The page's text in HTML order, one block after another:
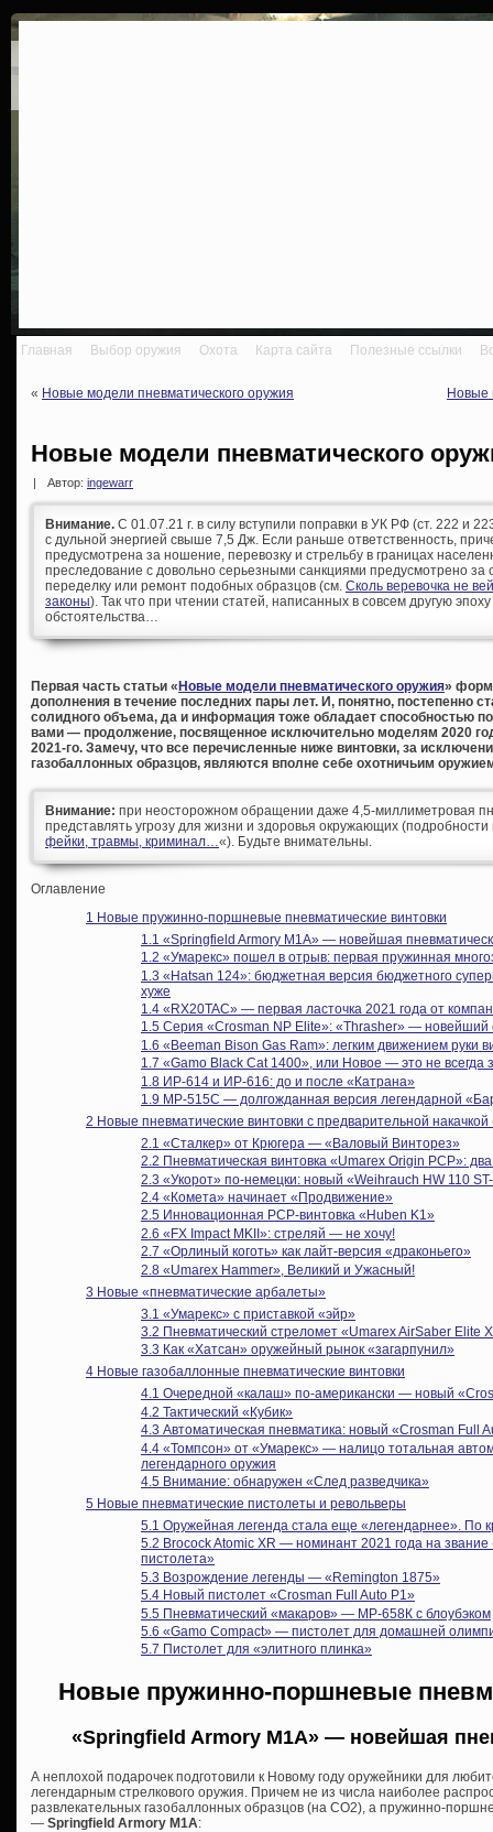
Главная Выбор оружия Охота Карта сайта Полезные ссылки
« Новые модели пневматического оружия Новые
Новые модели пневматического
| Автор: ingewarr
Внимание. С 01.07.21 г. в силу вступили поправки в УК РФ (ст. 222 и
с дульной энергией свыше 7,5 Дж. Если раньше ответственность,
предусмотрена за ношение, перевозку и стрельбу в границах
преследование с довольно серьезными санкциями предусмотрено за
переделку или ремонт подобных образцов (см. Сколь веревочка не
законы). Так что при чтении статей, написанных в совсем другую
обстоятельства…
Первая часть статьи «Новые модели пневматического оружия»
дополнения в течение последних пары лет. И, понятно, постепенно
солидного объема, да и информация тоже обладает способностью
вами — продолжение, посвященное исключительно моделям 2020
2021-го. Замечу, что все перечисленные ниже винтовки, за
газобаллонных образцов, являются вполне себе охотничьим
Внимание: при неосторожном обращении даже 4,5-миллиметровая
представлять угрозу для жизни и здоровья окружающих (подробности
фейки, травмы, криминал… «). Будьте внимательны.
Оглавление
1 Новые пружинно-поршневые пневматические винтовки
1.1 «Springfield Armory M1A» — новейшая
1.2 «Умарекс» пошел в отрыв: первая пружинная
1.3 «Hatsan 124»: бюджетная версия бюджетного
хуже
1.4 «RX20TAC» — первая ласточка 2021 года от
1.5 Серия «Crosman NP Elite»: «Thrasher» — новейший
1.6 «Beeman Bison Gas Ram»: легким движением руки
1.7 «Gamo Black Cat 1400», или Новое — это не всегда
1.8 ИР-614 и ИР-616: до и после «Катрана»
1.9 МР-515С — долгожданная версия легендарной
2 Новые пневматические винтовки с предварительной накачкой
2.1 «Сталкер» от Крюгера — «Валовый Винторез»
2.2 Пневматическая винтовка «Umarex Origin PCP»:
2.3 «Укорот» по-немецки: новый «Weihrauch HW 110
2.4 «Комета» начинает «Продвижение»
2.5 Инновационная PCP-винтовка «Huben K1»
2.6 «FX Impact MKII»: стреляй — не хочу!
2.7 «Орлиный коготь» как лайт-версия «драконьего»
2.8 «Umarex Hammer», Великий и Ужасный!
3 Новые «пневматические арбалеты»
3.1 «Умарекс» с приставкой «эйр»
3.2 Пневматический стреломет «Umarex AirSaber Elite
3.3 Как «Хатсан» оружейный рынок «загарпунил»
4 Новые газобаллонные пневматические винтовки
4.1 Очередной «калаш» по-американски — новый
4.2 Тактический «Кубик»
4.3 Автоматическая пневматика: новый «Crosman Full
4.4 «Томпсон» от «Умарекс» — налицо тотальная
легендарного оружия
4.5 Внимание: обнаружен «След разведчика»
5 Новые пневматические пистолеты и револьверы
5.1 Оружейная легенда стала еще «легендарнее». По
5.2 Brocock Atomic XR — номинант 2021 года на
пистолета»
5.3 Возрождение легенды — «Remington 1875»
5.4 Новый пистолет «Crosman Full Auto P1»
5.5 Пневматический «макаров» — МР-658К с блоубэком
5.6 «Gamo Compact» — пистолет для домашней
5.7 Пистолет для «элитного плинка»
Новые пружинно-поршневые
«Springfield Armory M1A» — новейшая п
А неплохой подарочек подготовили к Новому году оружейники для
легендарным стрелкового оружия. Причем не из числа наиболее
развлекательных газобаллонных образцов (на СО2), а пружинно-
— Springfield Armory M1A: